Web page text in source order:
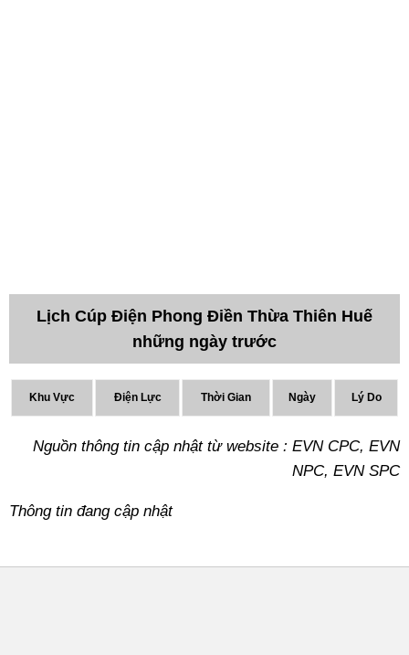
Lịch Cúp Điện Phong Điền Thừa Thiên Huế
những ngày trước
Khu Vực Điện Lực Thời Gian Ngày Lý Do
Nguồn thông tin cập nhật từ website : EVN CPC, EVN
NPC, EVN SPC
Thông tin đang cập nhật